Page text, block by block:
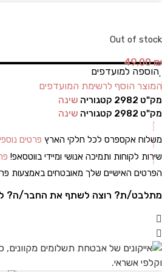
Out of stock
49.00₪
הוספה למועדפים
המוצר הוסף לרשימת המועדפים
מק"ט 2982 קטגוריה שינה
מק"ט 2982 קטגוריה שינה
משלוח אקספרס לכל חלקי הארץ פרטים
שירות לקוחות ותמיכה אנושי ומיידי בווטסאפ!
הפרטים האישיים שלך מאובטחים באמצעות
מתלבט/ת? רוצה לשתף את החבר/ה?